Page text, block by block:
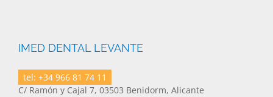
IMED DENTAL LEVANTE
tel: +34 966 81 74 11
C/ Ramón y Cajal 7, 03503 Benidorm, Alicante